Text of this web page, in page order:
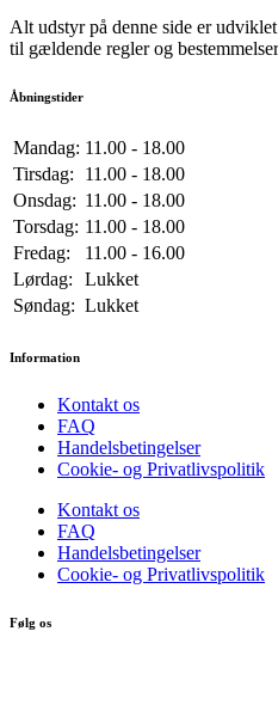
Alt udstyr på denne side er
til gældende regler og
Åbningstider
Mandag: 11.00 - 18.00
Tirsdag:
11.00 - 18.00
Onsdag: 11.00 - 18.00
Torsdag: 11.00 - 18.00
Fredag:
11.00 - 16.00
Lørdag:
Lukket
Søndag: Lukket
Information
Kontakt os
FAQ
Handelsbetingelser
Cookie- og Privatlivspolitik
Kontakt os
FAQ
Handelsbetingelser
Cookie- og Privatlivspolitik
Følg os